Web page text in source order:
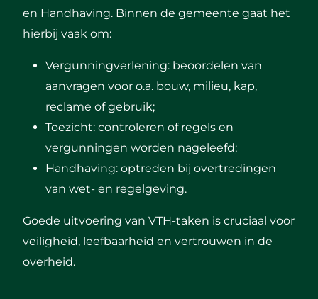
en Handhaving. Binnen de gemeente gaat het
hierbij vaak om:
Vergunningverlening: beoordelen van
aanvragen voor o.a. bouw, milieu, kap,
reclame of gebruik;
Toezicht: controleren of regels en
vergunningen worden nageleefd;
Handhaving: optreden bij overtredingen
van wet- en regelgeving.
Goede uitvoering van VTH-taken is cruciaal voor
veiligheid, leefbaarheid en vertrouwen in de
overheid.